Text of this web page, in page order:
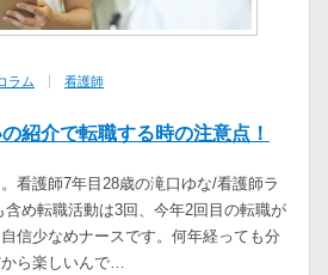
ラム 看護師
紹介で転職する時の注意点！
看護師7年目28歳の滝口ゆな/看護師ラ
め転職活動は3回、今年2回目の転職が
信少なめナースです。何年経っても分
ら楽しいんで…